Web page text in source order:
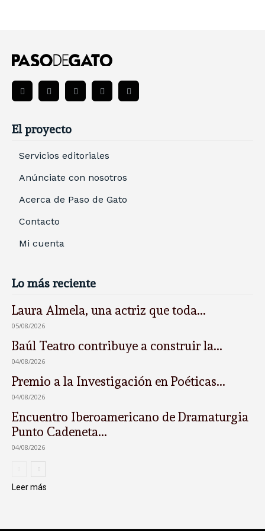
El proyecto
Servicios editoriales
Anúnciate con nosotros
Acerca de Paso de Gato
Contacto
Mi cuenta
Lo más reciente
Laura Almela, una actriz que toda...
05/08/2026
Baúl Teatro contribuye a construir la...
04/08/2026
Premio a la Investigación en Poéticas...
04/08/2026
Encuentro Iberoamericano de Dramaturgia
Punto Cadeneta...
04/08/2026
Leer más